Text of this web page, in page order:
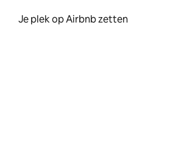
Je plek op Airbnb zetten